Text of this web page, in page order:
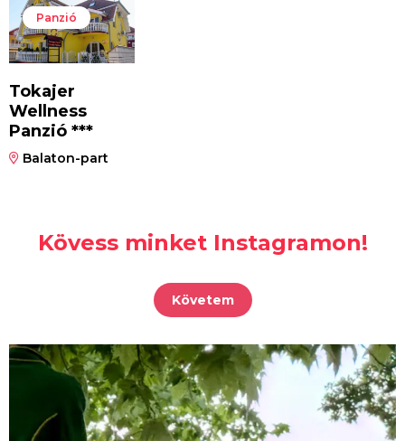
Panzió
Tokajer
Wellness
Panzió ***
Balaton-part
Kövess minket Instagramon!
Követem